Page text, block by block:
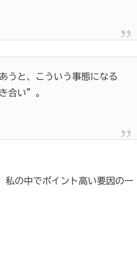
うと、こういう事態になる
合い”。
私の中でポイント高い要因の一